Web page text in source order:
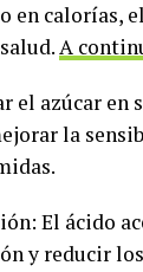
en calorías,
A
el azúcar en
la
El ácido
y reducir